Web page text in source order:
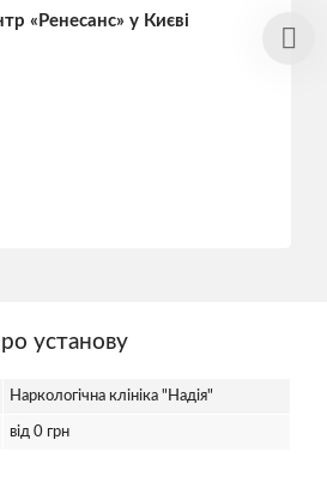
«Ренесанс» у Києві
установу
Наркологічна клініка "Надія"
від 0 грн